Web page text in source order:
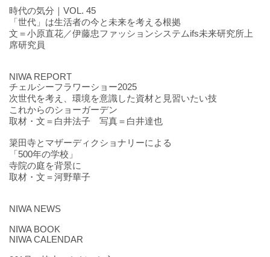
時代の気分｜VOL. 45
「世代」は生活者の今と未来を考える根拠
文＝小原直花／伊藤忠ファッションシステムifs未来研究所上
席研究員
NIWA REPORT
チェルシーフラワーショー2025
次世代を考え、環境を意識した資材と見習いたい技
これからのショーガーデン
取材・文＝白井法子 写真＝白井達也
簗田寺とマザーディクショナリーによる
「500年の学校」
寺院の庭を背景に
取材・文＝河野華子
NIWA NEWS
NIWA BOOK
NIWA CALENDAR